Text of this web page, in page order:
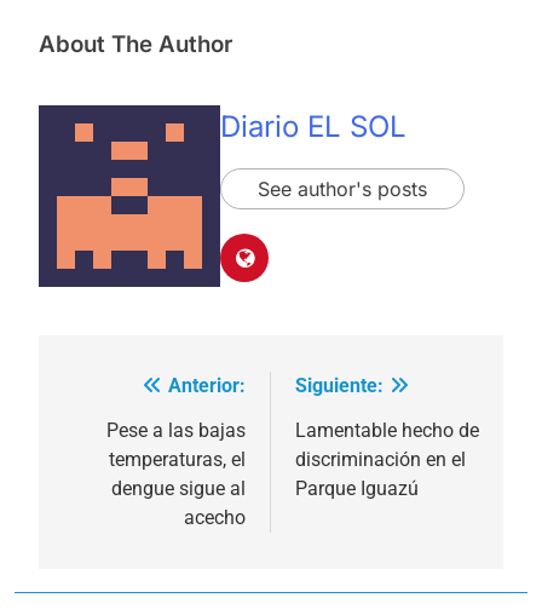
About The Author
Diario EL SOL
See author's posts
Navegación
entradas
Anterior:
Pese a las bajas
temperaturas, el
dengue sigue al
acecho
Siguiente:
Lamentable hecho de
discriminación en el
Parque Iguazú